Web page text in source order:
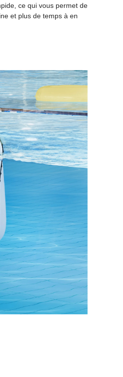
ce qui vous permet de
et plus de temps à en